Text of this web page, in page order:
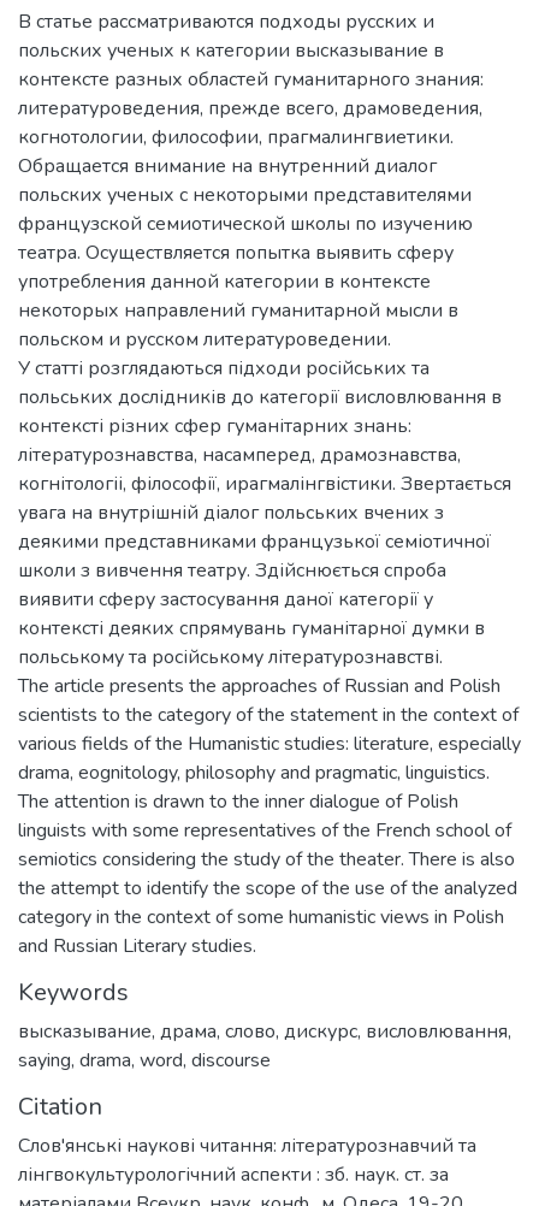
В статье рассматриваются подходы русских и
польских ученых к категории высказывание в
контексте разных областей гуманитарного знания:
литературоведения, прежде всего, драмоведения,
когнотологии, философии, прагмалингвиетики.
Обращается внимание на внутренний диалог
польских ученых с некоторыми представителями
французской семиотической школы по изучению
театра. Осуществляется попытка выявить сферу
употребления данной категории в контексте
некоторых направлений гуманитарной мысли в
польском и русском литературоведении.
У статті розглядаються підходи російських та
польських дослідників до категорії висловлювання в
контексті різних сфер гуманітарних знань:
літературознавства, насамперед, драмознавства,
когнітологіі, філософії, ирагмалінгвістики. Звертається
увага на внутрішній діалог польських вчених з
деякими представниками французької семіотичної
школи з вивчення театру. Здійснюється спроба
виявити сферу застосування даної категорії у
контексті деяких спрямувань гуманітарної думки в
польському та російському літературознавстві.
The article presents the approaches of Russian and Polish
scientists to the category of the statement in the context of
various fields of the Humanistic studies: literature, especially
drama, eognitology, philosophy and pragmatic, linguistics.
The attention is drawn to the inner dialogue of Polish
linguists with some representatives of the French school of
semiotics considering the study of the theater. There is also
the attempt to identify the scope of the use of the analyzed
category in the context of some humanistic views in Polish
and Russian Literary studies.
Keywords
высказывание, драма, слово, дискурс, висловлювання,
saying, drama, word, discourse
Citation
Слов'янські наукові читання: літературознавчий та
лінгвокультурологічний аспекти : зб. наук. ст. за